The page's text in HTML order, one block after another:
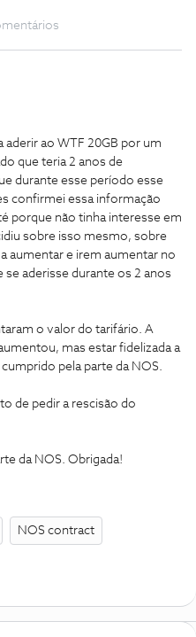
aderir ao WTF 20GB por um
que teria 2 anos de
durante esse período esse
confirmei essa informação
porque não tinha interesse em
sobre isso mesmo, sobre
aumentar e irem aumentar no
se aderisse durante os 2 anos
o valor do tarifário. A
mas estar fidelizada a
pela parte da NOS.
de pedir a rescisão do
da NOS. Obrigada!
NOS contract